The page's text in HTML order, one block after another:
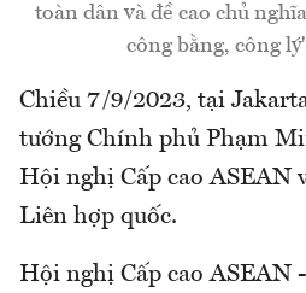
toàn dân và đề cao chủ
công bằng, công
Chiều 7/9/2023, tại
tướng Chính phủ Phạm
Hội nghị Cấp cao ASEAN
Liên hợp quốc.
Hội nghị Cấp cao ASEAN